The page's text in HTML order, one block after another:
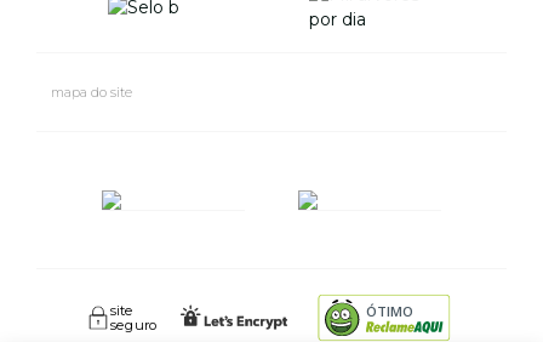
mapa do site
site
seguro
ÓTIMO